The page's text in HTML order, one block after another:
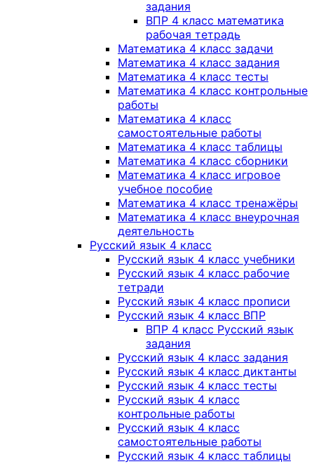
задания
ВПР 4 класс математика
рабочая тетрадь
Математика 4 класс задачи
Математика 4 класс задания
Математика 4 класс тесты
Математика 4 класс контрольные
работы
Математика 4 класс
самостоятельные работы
Математика 4 класс таблицы
Математика 4 класс сборники
Математика 4 класс игровое
учебное пособие
Математика 4 класс тренажёры
Математика 4 класс внеурочная
деятельность
Русский язык 4 класс
Русский язык 4 класс учебники
Русский язык 4 класс рабочие
тетради
Русский язык 4 класс прописи
Русский язык 4 класс ВПР
ВПР 4 класс Русский язык
задания
Русский язык 4 класс задания
Русский язык 4 класс диктанты
Русский язык 4 класс тесты
Русский язык 4 класс
контрольные работы
Русский язык 4 класс
самостоятельные работы
Русский язык 4 класс таблицы